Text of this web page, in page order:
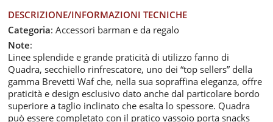
DESCRIZIONE/INFORMAZIONI TECNICHE
Categoria: Accessori barman e da regalo
Note:
Linee splendide e grande praticità di utilizzo fanno di
Quadra, secchiello rinfrescatore, uno dei “top sellers” della
gamma Brevetti Waf che, nella sua sopraffina eleganza, offre
praticità e design esclusivo dato anche dal particolare bordo
superiore a taglio inclinato che esalta lo spessore. Quadra
può essere completato con il pratico vassoio porta snacks